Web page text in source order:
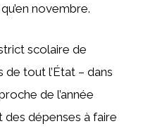
novembre.
scolaire de
de tout l’État – dans
de l’année
des dépenses à faire